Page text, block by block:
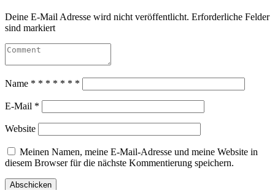
Deine E-Mail Adresse wird nicht veröffentlicht. Erforderliche Felder
sind markiert
Name * * * * * * *
E-Mail *
Website
Meinen Namen, meine E-Mail-Adresse und meine Website in
diesem Browser für die nächste Kommentierung speichern.
Abschicken